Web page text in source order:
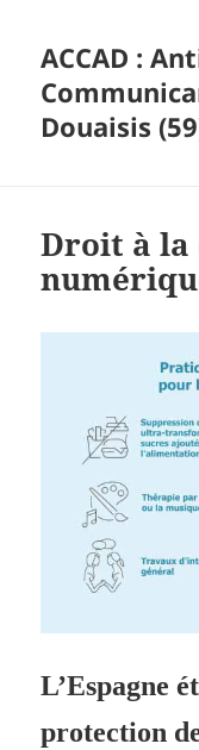
ACCAD :
Douaisis
Droit à la
L’Espagne
protection